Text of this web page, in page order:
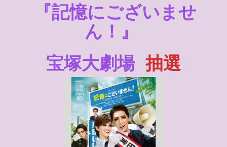
『記憶にございませ
ん！』
宝塚大劇場 抽選